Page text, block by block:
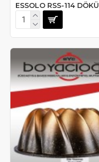
ESSOLO RSS-114